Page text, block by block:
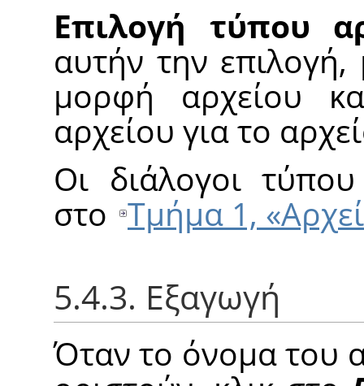
Επιλογή τύπου
αυτήν την επιλογή,
μορφή αρχείου
αρχείου για το
Οι διάλογοι
στο Τμήμα 1,
5.4.3. Εξαγωγή
Όταν το όνομα του